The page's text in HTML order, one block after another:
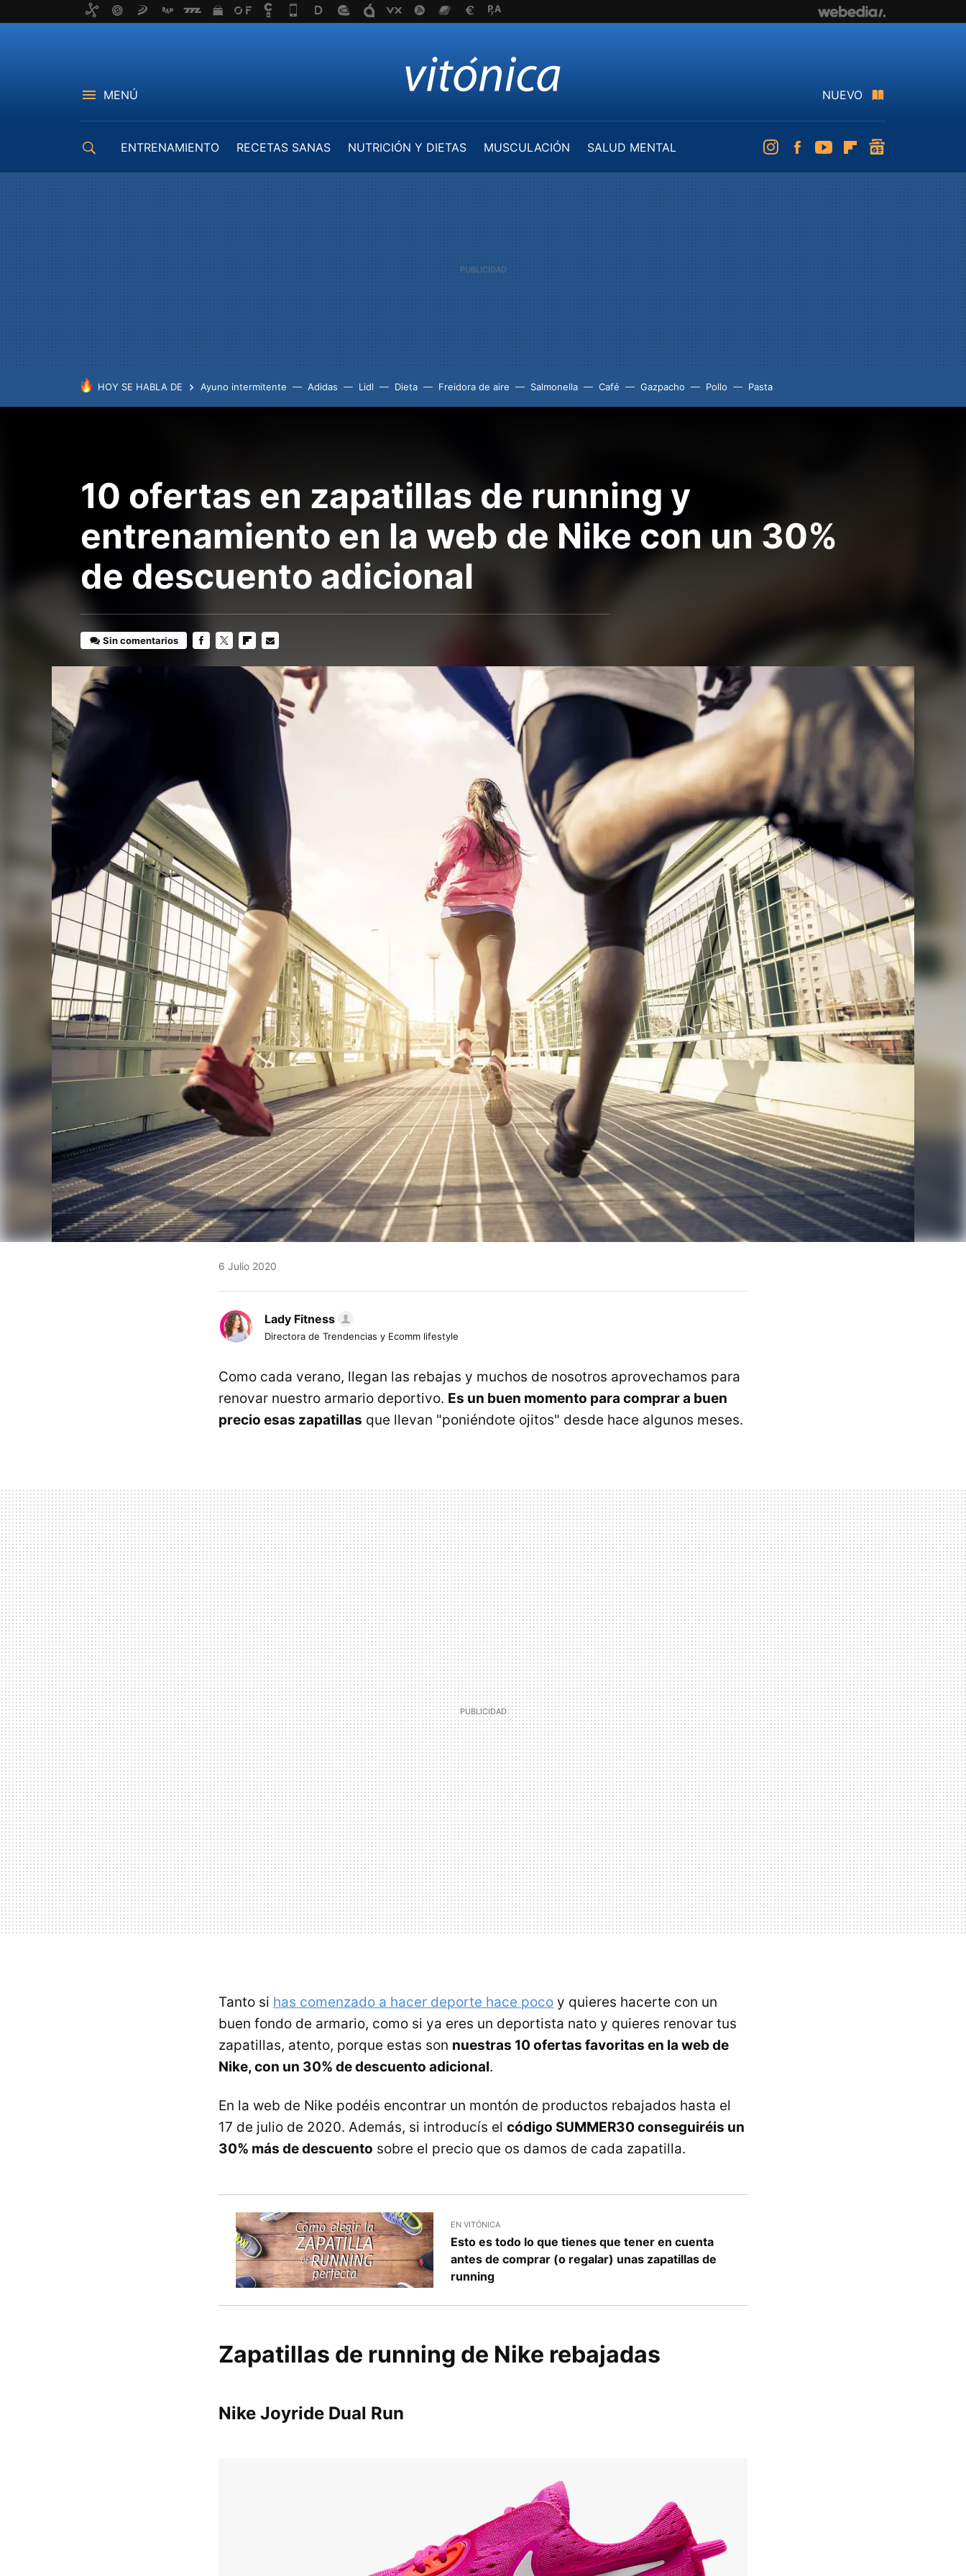
MENÚ NUEVO
ENTRENAMIENTO RECETAS SANAS NUTRICIÓN Y DIETAS MUSCULACIÓN
SALUD MENTAL
InstagramFacebookYoutubeFlipboard
HOY SE HABLA DE Ayuno intermitente Adidas Lidl Dieta Freidora de aire Salmonella Café Gazpacho Pollo Pasta
10 ofertas en zapatillas de running y
entrenamiento en la web de Nike con un 30%
de descuento adicional
Sin comentarios
MAIL
6 Julio 2020
Lady Fitness
Directora de Trendencias y Ecomm lifestyle
Como cada verano, llegan las rebajas y muchos de nosotros aprovechamos para
renovar nuestro armario deportivo. Es un buen momento para comprar a buen
precio esas zapatillas que llevan "poniéndote ojitos" desde hace algunos meses.
Tanto si has comenzado a hacer deporte hace poco y quieres hacerte con un
buen fondo de armario, como si ya eres un deportista nato y quieres renovar tus
zapatillas, atento, porque estas son nuestras 10 ofertas favoritas en la web de
Nike, con un 30% de descuento adicional.
En la web de Nike podéis encontrar un montón de productos rebajados hasta el
17 de julio de 2020. Además, si introducís el código SUMMER30 conseguiréis un
30% más de descuento sobre el precio que os damos de cada zapatilla.
EN VITÓNICA
Esto es todo lo que tienes que tener en cuenta
antes de comprar (o regalar) unas zapatillas de
running
Zapatillas de running de Nike rebajadas
Nike Joyride Dual Run